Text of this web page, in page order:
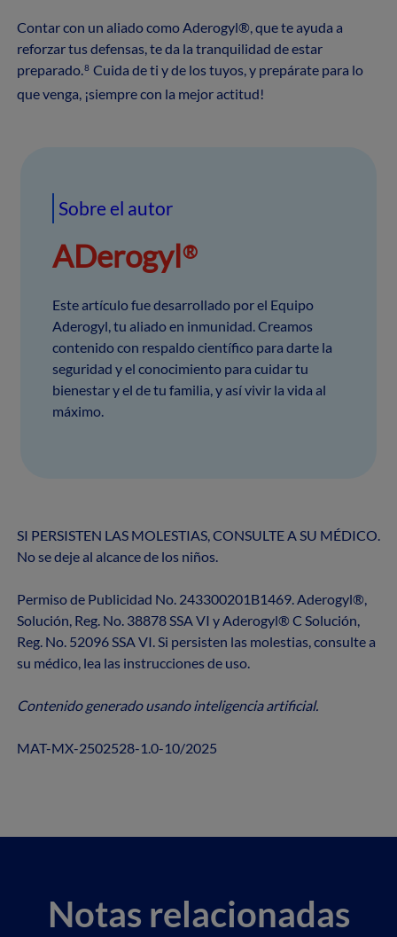
Contar con un aliado como Aderogyl®, que te ayuda a
reforzar tus defensas, te da la tranquilidad de estar
preparado.8 Cuida de ti y de los tuyos, y prepárate para lo
que venga, ¡siempre con la mejor actitud!
Sobre el autor
ADerogyl®
Este artículo fue desarrollado por el Equipo
Aderogyl, tu aliado en inmunidad. Creamos
contenido con respaldo científico para darte la
seguridad y el conocimiento para cuidar tu
bienestar y el de tu familia, y así vivir la vida al
máximo.
SI PERSISTEN LAS MOLESTIAS, CONSULTE A SU MÉDICO.
No se deje al alcance de los niños.
Permiso de Publicidad No. 243300201B1469. Aderogyl®,
Solución, Reg. No. 38878 SSA VI y Aderogyl® C Solución,
Reg. No. 52096 SSA VI. Si persisten las molestias, consulte a
su médico, lea las instrucciones de uso.
Contenido generado usando inteligencia artificial.
MAT-MX-2502528-1.0-10/2025
Notas relacionadas